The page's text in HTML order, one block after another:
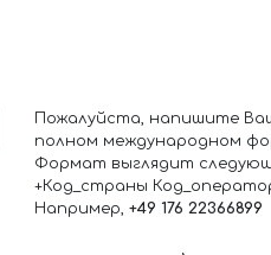
Пожалуйста, напишите
полном международном
Формат выглядит
+Код_страны
Например, +49 176 22366899